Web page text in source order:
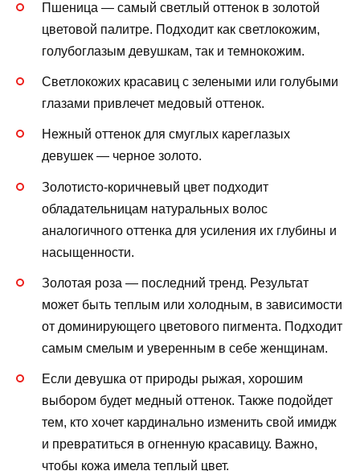
Пшеница — самый светлый оттенок в золотой
цветовой палитре. Подходит как светлокожим,
голубоглазым девушкам, так и темнокожим.
Светлокожих красавиц с зелеными или голубыми
глазами привлечет медовый оттенок.
Нежный оттенок для смуглых кареглазых
девушек — черное золото.
Золотисто-коричневый цвет подходит
обладательницам натуральных волос
аналогичного оттенка для усиления их глубины и
насыщенности.
Золотая роза — последний тренд. Результат
может быть теплым или холодным, в зависимости
от доминирующего цветового пигмента. Подходит
самым смелым и уверенным в себе женщинам.
Если девушка от природы рыжая, хорошим
выбором будет медный оттенок. Также подойдет
тем, кто хочет кардинально изменить свой имидж
и превратиться в огненную красавицу. Важно,
чтобы кожа имела теплый цвет.